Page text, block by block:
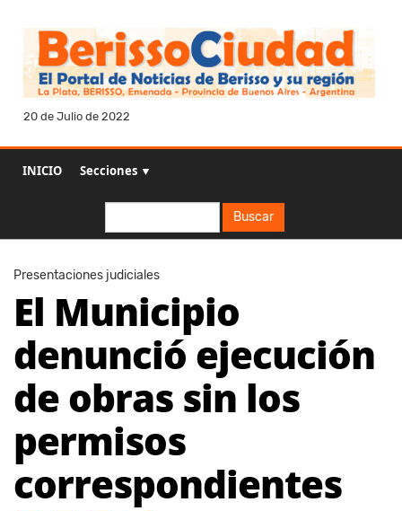
20 de Julio de 2022
INICIO Secciones ▼
Buscar
Presentaciones judiciales
El Municipio
denunció ejecución
de obras sin los
permisos
correspondientes